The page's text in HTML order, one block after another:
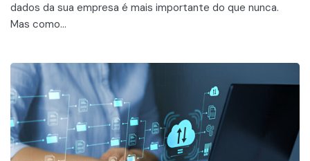
dados da sua empresa é mais importante do que nunca.
Mas como...